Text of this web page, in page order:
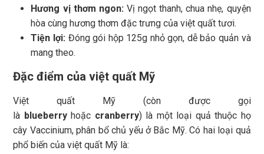
Hương vị thơm ngon: Vị ngọt thanh, chua nhẹ, quyện
hòa cùng hương thơm đặc trưng của việt quất tươi.
Tiện lợi: Đóng gói hộp 125g nhỏ gọn, dễ bảo quản và
mang theo.
Đặc điểm của việt quất Mỹ
Việt quất Mỹ (còn được gọi
là blueberryhoặc cranberry) là một loại quả thuộc họ
cây Vaccinium, phân bổ chủ yếu ở Bắc Mỹ. Có hai loại quả
phổ biến của việt quất Mỹ là: